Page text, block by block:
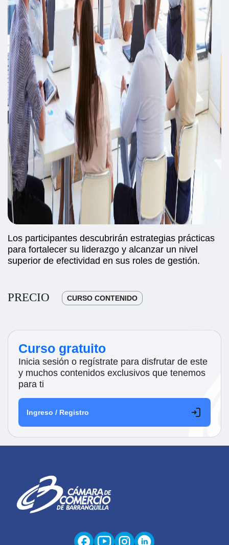
Los participantes descubrirán estrategias prácticas
para fortalecer su liderazgo y alcanzar un nivel
superior de efectividad en sus roles de gestión.
PRECIO CURSO CONTENIDO
Curso gratuito
Inicia sesión o regístrate para disfrutar de este
y muchos contenidos exclusivos que tenemos
para ti
Ingreso / Registro